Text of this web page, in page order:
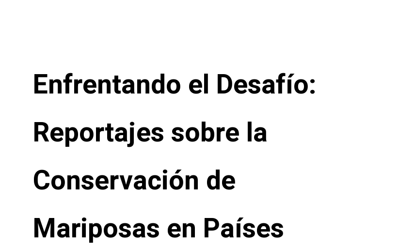
Enfrentando el Desafío:
Reportajes sobre la
Conservación de
Mariposas en Países